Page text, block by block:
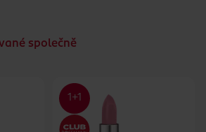
společně